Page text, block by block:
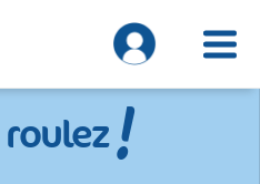
roulez!